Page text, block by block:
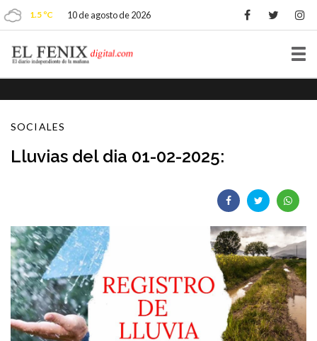
1.5 ºC 10 de agosto de 2026
SOCIALES
Lluvias del dia 01-02-2025: